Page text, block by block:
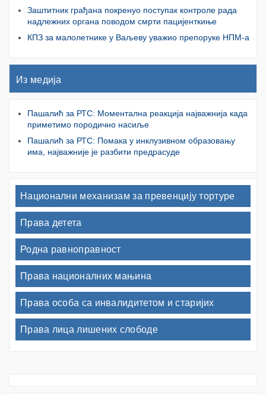
Заштитник грађана покренуо поступак контроле рада
надлежних органа поводом смрти пацијенткиње
КПЗ за малолетнике у Ваљеву уважио препоруке НПМ-а
Из медија
Пашалић за РТС: Моментална реакција најважнија када
приметимо породично насиље
Пашалић за РТС: Помака у инклузивном образовању
има, најважније је разбити предрасуде
Национални механизам за превенцију тортуре
Права детета
Родна равноправност
Права националних мањина
Права особа са инвалидитетом и старијих
Права лица лишених слободе